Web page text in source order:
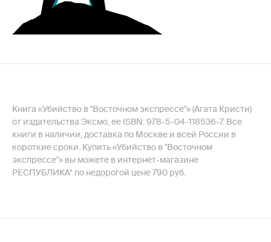
Книга «Убийство в "Восточном экспрессе"» (Агата Кристи)
от издательства Эксмо, ее ISBN: 978-5-04-118536-7. Все
книги в наличии, доставка по Москве и всей России в
короткие сроки. Купить «Убийство в "Восточном
экспрессе"» вы можете в интернет-магазине
РЕСПУБЛИКА* по недорогой цене 790 руб.